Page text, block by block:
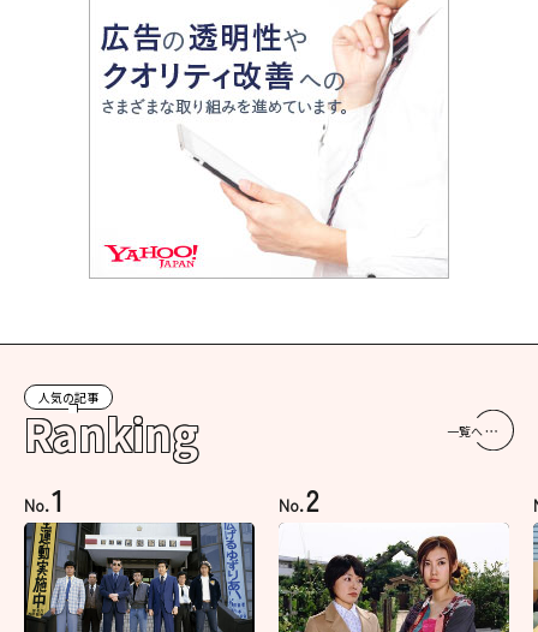
人気の記事
Ranking 一覧へ
No.1 No.2